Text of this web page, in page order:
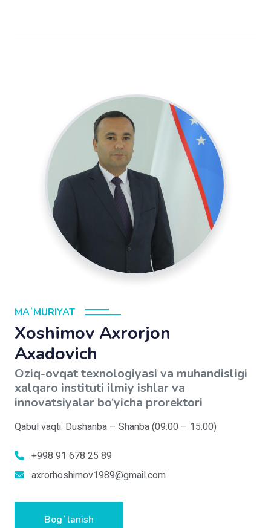
MAʼMURIYAT
Xoshimov Axrorjon
Axadovich
Oziq-ovqat texnologiyasi va muhandisligi
xalqaro instituti ilmiy ishlar va
innovatsiyalar bo‘yicha prorektori
Qabul vaqti: Dushanba – Shanba (09:00 – 15:00)
+998 91 678 25 89
axrorhoshimov1989@gmail.com
Bogʻlanish